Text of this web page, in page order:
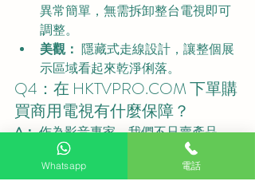
異常簡單，無需拆卸整台電視即可
調整。
美觀： 隱藏式走線設計，讓整個展
示區域看起來乾淨俐落。
Q4：在 HKTVPRO.COM 下單購
買商用電視有什麼保障？
A： 作為影音專家，我們不只賣產品，
更賣解決方案：
100% 正貨保證：
所有設備均享有
Whatsapp 電話